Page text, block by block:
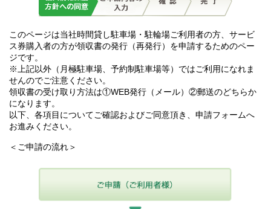
このページは当社時間貸し駐車場・駐輪場ご利用者の方、サービ
ス券購入者の方が領収書の発行（再発行）を申請するためのペー
ジです。
※上記以外（月極駐車場、予約制駐車場等）ではご利用になれま
せんのでご注意ください。
領収書の受け取り方法は①WEB発行（メール）②郵送のどちらか
になります。
以下、各項目についてご確認およびご同意頂き、申請フォームへ
お進みください。
＜ご申請の流れ＞